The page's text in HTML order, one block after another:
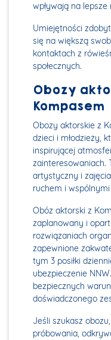
wpływają na
Umiejętności
się na większą
kontaktach z
społecznych.
Obozy
Kompasem
Obozy aktorskie z
dzieci i młodzieży,
inspirującej
zainteresowaniach.
artystyczny i
ruchem i
Obóz aktorski z
zaplanowany i
rozwiązaniach
zapewnione
tym 3 posiłki
ubezpieczenie
bezpiecznych
doświadczonego
Jeśli szukasz
próbowania,